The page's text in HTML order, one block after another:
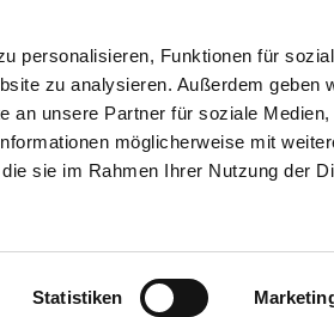
personalisieren, Funktionen für
zu analysieren. Außerdem geben
an unsere Partner für soziale Medien,
möglicherweise mit
sie im Rahmen Ihrer Nutzung der
Statistiken
Barrierefreiheit
Datenschutz
AGB
Impressum
Sendungsverfolgung
und ggf. Nachnahmegebühren,